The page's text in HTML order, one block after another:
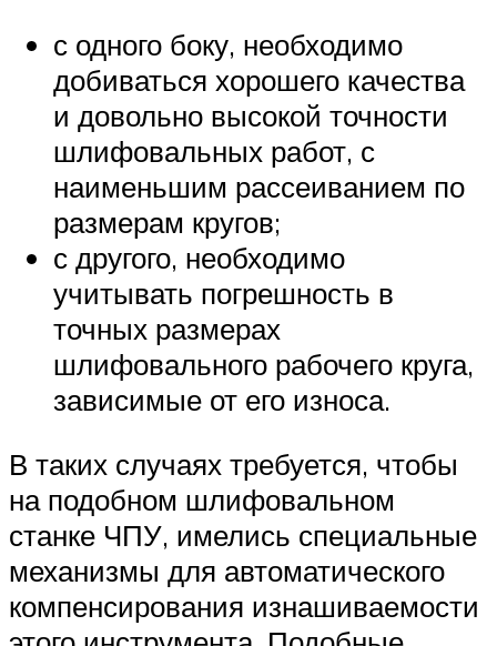
с одного боку, необходимо
добиваться хорошего качества
и довольно высокой точности
шлифовальных работ, с
наименьшим рассеиванием по
размерам кругов;
с другого, необходимо
учитывать погрешность в
точных размерах
шлифовального рабочего круга,
зависимые от его износа.
В таких случаях требуется, чтобы
на подобном шлифовальном
станке ЧПУ, имелись специальные
механизмы для автоматического
компенсирования изнашиваемости